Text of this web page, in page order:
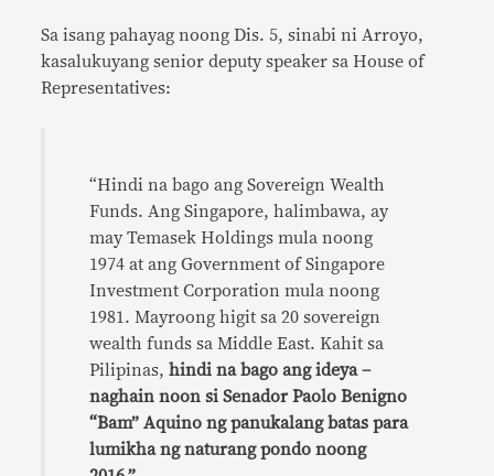
Sa isang pahayag noong Dis. 5, sinabi ni Arroyo,
kasalukuyang senior deputy speaker sa House of
Representatives:
“Hindi na bago ang Sovereign Wealth
Funds. Ang Singapore, halimbawa, ay
may Temasek Holdings mula noong
1974 at ang Government of Singapore
Investment Corporation mula noong
1981. Mayroong higit sa 20 sovereign
wealth funds sa Middle East. Kahit sa
Pilipinas, hindi na bago ang ideya –
naghain noon si Senador Paolo Benigno
“Bam” Aquino ng panukalang batas para
lumikha ng naturang pondo noong